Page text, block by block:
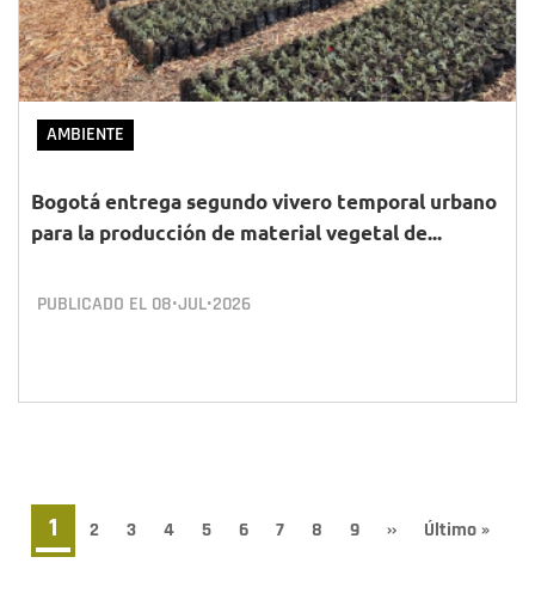
AMBIENTE
Bogotá entrega segundo vivero temporal urbano
para la producción de material vegetal de...
PUBLICADO EL 08•JUL•2026
Paginación
Página
actual
1 Page
2 Page
3 Page
4 Page
5 Page
6 Page
7 Page
8 Page
9
Siguiente
››
Última
Último »